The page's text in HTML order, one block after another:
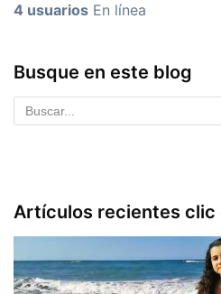
4 usuarios En línea
Busque en este blog
Artículos recientes clic